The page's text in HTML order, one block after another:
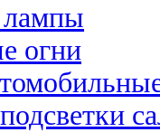
огни